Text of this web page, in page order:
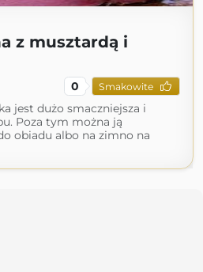
z musztardą i
0 Smakowite
jest dużo smaczniejsza i
Poza tym można ją
obiadu albo na zimno na